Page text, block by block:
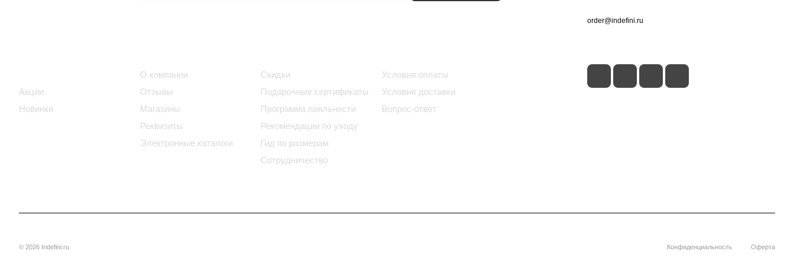
Акции
Новинки
О компании
Отзывы
Магазины
Реквизиты
Электронные каталоги
Скидки
Подарочные сертификаты
Программа лояльности
Рекомендации по уходу
Гид по размерам
Сотрудничество
Условия оплаты
Условия доставки
Вопрос-ответ
order@indefini.ru
© 2026 Indefini.ru Конфиденциальность Оферта